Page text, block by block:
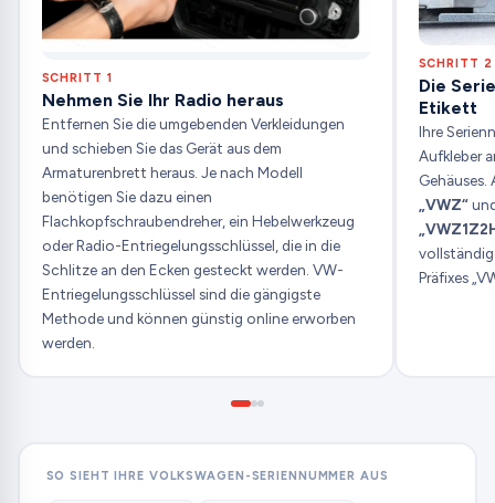
SCHRITT 1
Nehmen Sie Ihr Radio heraus
Entfernen Sie die umgebenden Verkleidungen
und schieben Sie das Gerät aus dem
Armaturenbrett heraus. Je nach Modell
benötigen Sie dazu einen
Flachkopfschraubendreher, ein Hebelwerkzeug
oder Radio-Entriegelungsschlüssel, die in die
Schlitze an den Ecken gesteckt werden. VW-
Entriegelungsschlüssel sind die gängigste
Methode und können günstig online erworben
werden.
SCHRITT 2
Die
Etikett
Ihre
Aufkleber
Gehäuses.
„VWZ“
Präfixes
SO SIEHT IHRE VOLKSWAGEN-SERIENNUMMER AUS